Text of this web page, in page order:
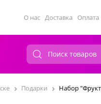
О нас Доставка Оплата
Подарки Набор